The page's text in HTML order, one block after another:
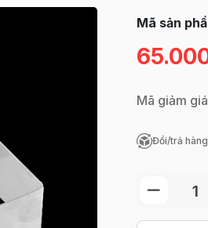
Mã sản
Mã giảm
Đổi/trả